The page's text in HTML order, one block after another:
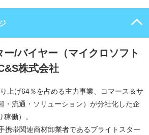
ー/バイヤー（マイクロソフト
株式会社
上げ64％を占める主力事業、コマース＆サ
・流通・ソリューション）が分社化した企
働）。
携帯関連商材卸業者であるブライトスター